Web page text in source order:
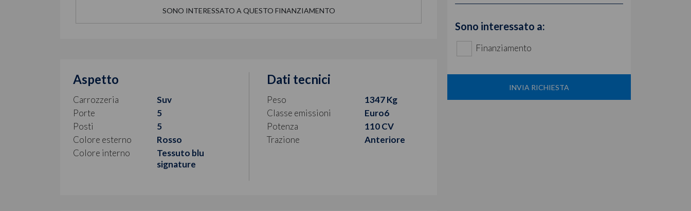
SONO INTERESSATO A QUESTO FINANZIAMENTO
Aspetto
Carrozzeria
Suv
Porte
5
Posti
5
Colore esterno
Rosso
Colore interno
Tessuto blu
signature
Dati tecnici
Peso
1347 Kg
Classe emissioni
Euro6
Potenza
110 CV
Trazione
Anteriore
Sono interessato a:
Finanziamento
INVIA RICHIESTA